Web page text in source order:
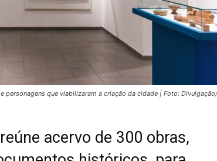
personagens que viabilizaram a criação da cidade | Foto:
acervo de 300 obras,